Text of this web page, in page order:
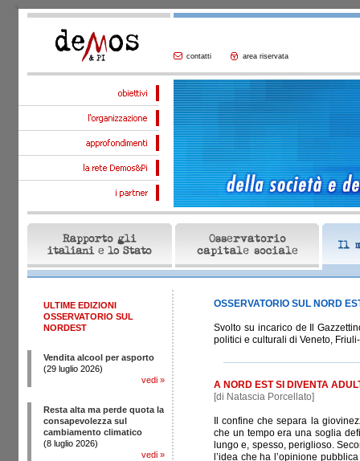
contatti area riservata
ULTIME EDIZIONI
OSSERVATORIO SUL
NORDEST
Vendita alcool per asporto
(29 luglio 2026)
vedi »
Resta alta ma perde quota la
consapevolezza sul
cambiamento climatico
(8 luglio 2026)
vedi »
OSSERVATORIO SUL NORD
Svolto su incarico de Il
politici e culturali di Veneto,
A NORD EST SI DIVENTA
[di Natascia Porcellato]
Il confine che separa la
che un tempo era una soglia
lungo e, spesso, periglioso.
l’idea che ha l’opinione